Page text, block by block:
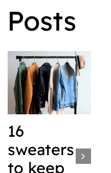
16
sweaters
to keep